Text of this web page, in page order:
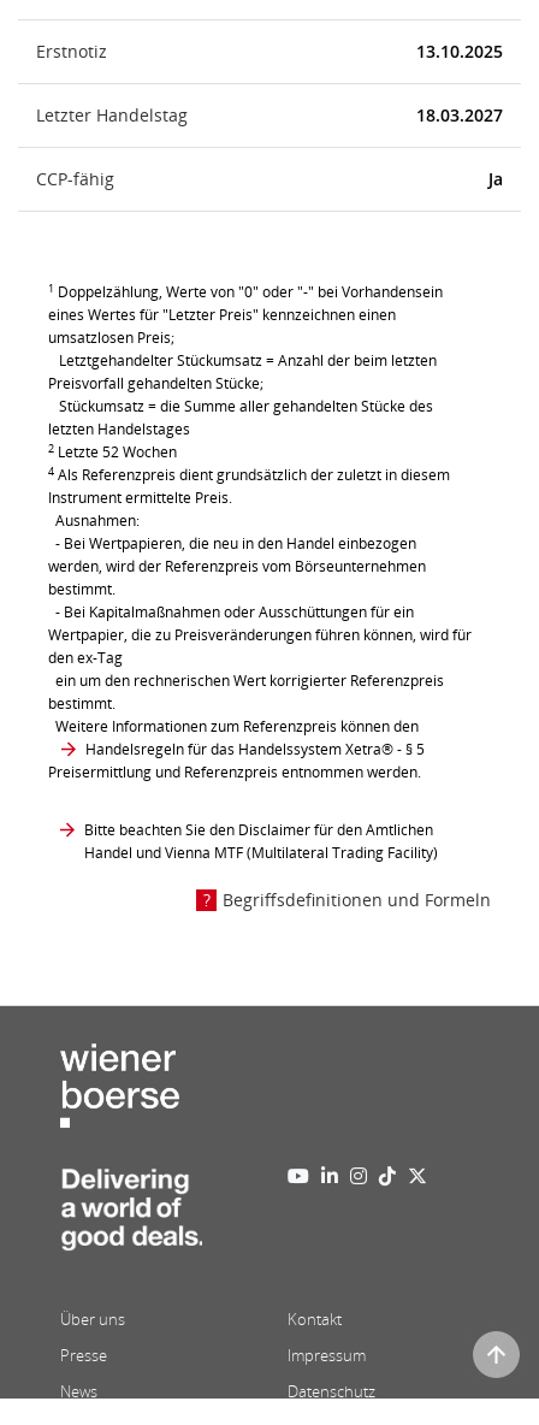
Erstnotiz 13.10.2025
Letzter Handelstag 18.03.2027
CCP-fähig Ja
1 Doppelzählung, Werte von "0" oder "-" bei Vorhandensein
eines Wertes für "Letzter Preis" kennzeichnen einen
umsatzlosen Preis;
Letztgehandelter Stückumsatz = Anzahl der beim letzten
Preisvorfall gehandelten Stücke;
Stückumsatz = die Summe aller gehandelten Stücke des
letzten Handelstages
2 Letzte 52 Wochen
4 Als Referenzpreis dient grundsätzlich der zuletzt in diesem
Instrument ermittelte Preis.
Ausnahmen:
- Bei Wertpapieren, die neu in den Handel einbezogen
werden, wird der Referenzpreis vom Börseunternehmen
bestimmt.
- Bei Kapitalmaßnahmen oder Ausschüttungen für ein
Wertpapier, die zu Preisveränderungen führen können, wird für
den ex-Tag
ein um den rechnerischen Wert korrigierter Referenzpreis
bestimmt.
Weitere Informationen zum Referenzpreis können den
Handelsregeln für das Handelssystem Xetra®- § 5
Preisermittlung und Referenzpreis entnommen werden.
Bitte beachten Sie den Disclaimer für den Amtlichen
Handel und Vienna MTF (Multilateral Trading Facility)
Begriffsdefinitionen und Formeln
Über uns
Presse
News
Kontakt
Impressum
Datenschutz